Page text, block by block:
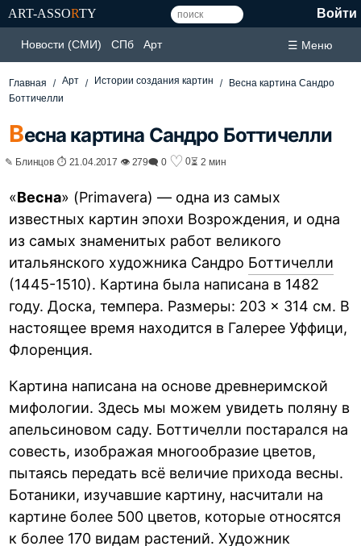
ART-ASSORTY Войти
Новости (СМИ) СПб Арт ☰ Меню
Главная Арт Истории создания картин
Весна картина Сандро
Боттичелли
Весна картина Сандро Боттичелли
✎ Блинцов ⏱ 21.04.2017 👁 279🗨 0 ♡ 0⏳ 2 мин
«Весна» (Primavera) — одна из самых
известных картин эпохи Возрождения, и одна
из самых знаменитых работ великого
итальянского художника Сандро Боттичелли
(1445-1510). Картина была написана в 1482
году. Доска, темпера. Размеры: 203 × 314 см. В
настоящее время находится в Галерее Уффици,
Флоренция.
Картина написана на основе древнеримской
мифологии. Здесь мы можем увидеть поляну в
апельсиновом саду. Боттичелли постарался на
совесть, изображая многообразие цветов,
пытаясь передать всё величие прихода весны.
Ботаники, изучавшие картину, насчитали на
картине более 500 цветов, которые относятся
к более 170 видам растений. Художник